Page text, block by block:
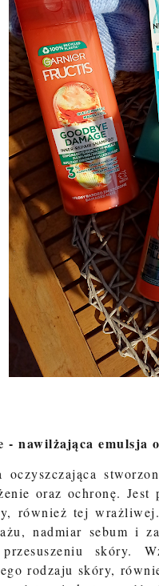
nawilżająca emulsja
oczyszczająca
oraz ochronę.
również tej
nadmiar sebum i
skóry.
rodzaju skóry,